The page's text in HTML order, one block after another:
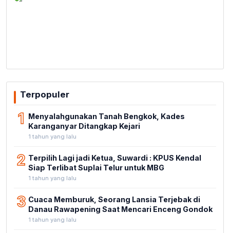
Terpopuler
1 Menyalahgunakan Tanah Bengkok, Kades
Karanganyar Ditangkap Kejari
1 tahun yang lalu
2 Terpilih Lagi jadi Ketua, Suwardi : KPUS Kendal
Siap Terlibat Suplai Telur untuk MBG
1 tahun yang lalu
3 Cuaca Memburuk, Seorang Lansia Terjebak di
Danau Rawapening Saat Mencari Enceng Gondok
1 tahun yang lalu